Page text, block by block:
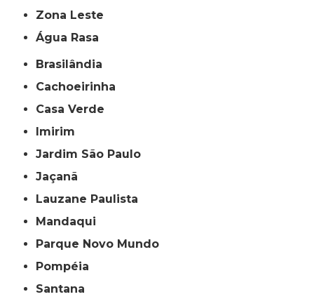
Zona Leste
Água Rasa
Brasilândia
Cachoeirinha
Casa Verde
Imirim
Jardim São Paulo
Jaçanã
Lauzane Paulista
Mandaqui
Parque Novo Mundo
Pompéia
Santana